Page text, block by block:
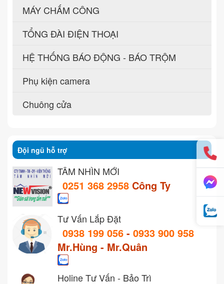
MÁY CHẤM CÔNG
TỔNG ĐÀI ĐIỆN THOẠI
HỆ THỐNG BÁO ĐỘNG - BÁO TRỘM
Phụ kiện camera
Chuông cửa
Đội ngũ hỗ trợ
TẦM NHÌN MỚI
0251 368 2958 Công Ty
Tư Vấn Lắp Đặt
0938 199 056 - 0933 900 958
Mr.Hùng - Mr.Quân
Holine Tư Vấn - Bảo Trì